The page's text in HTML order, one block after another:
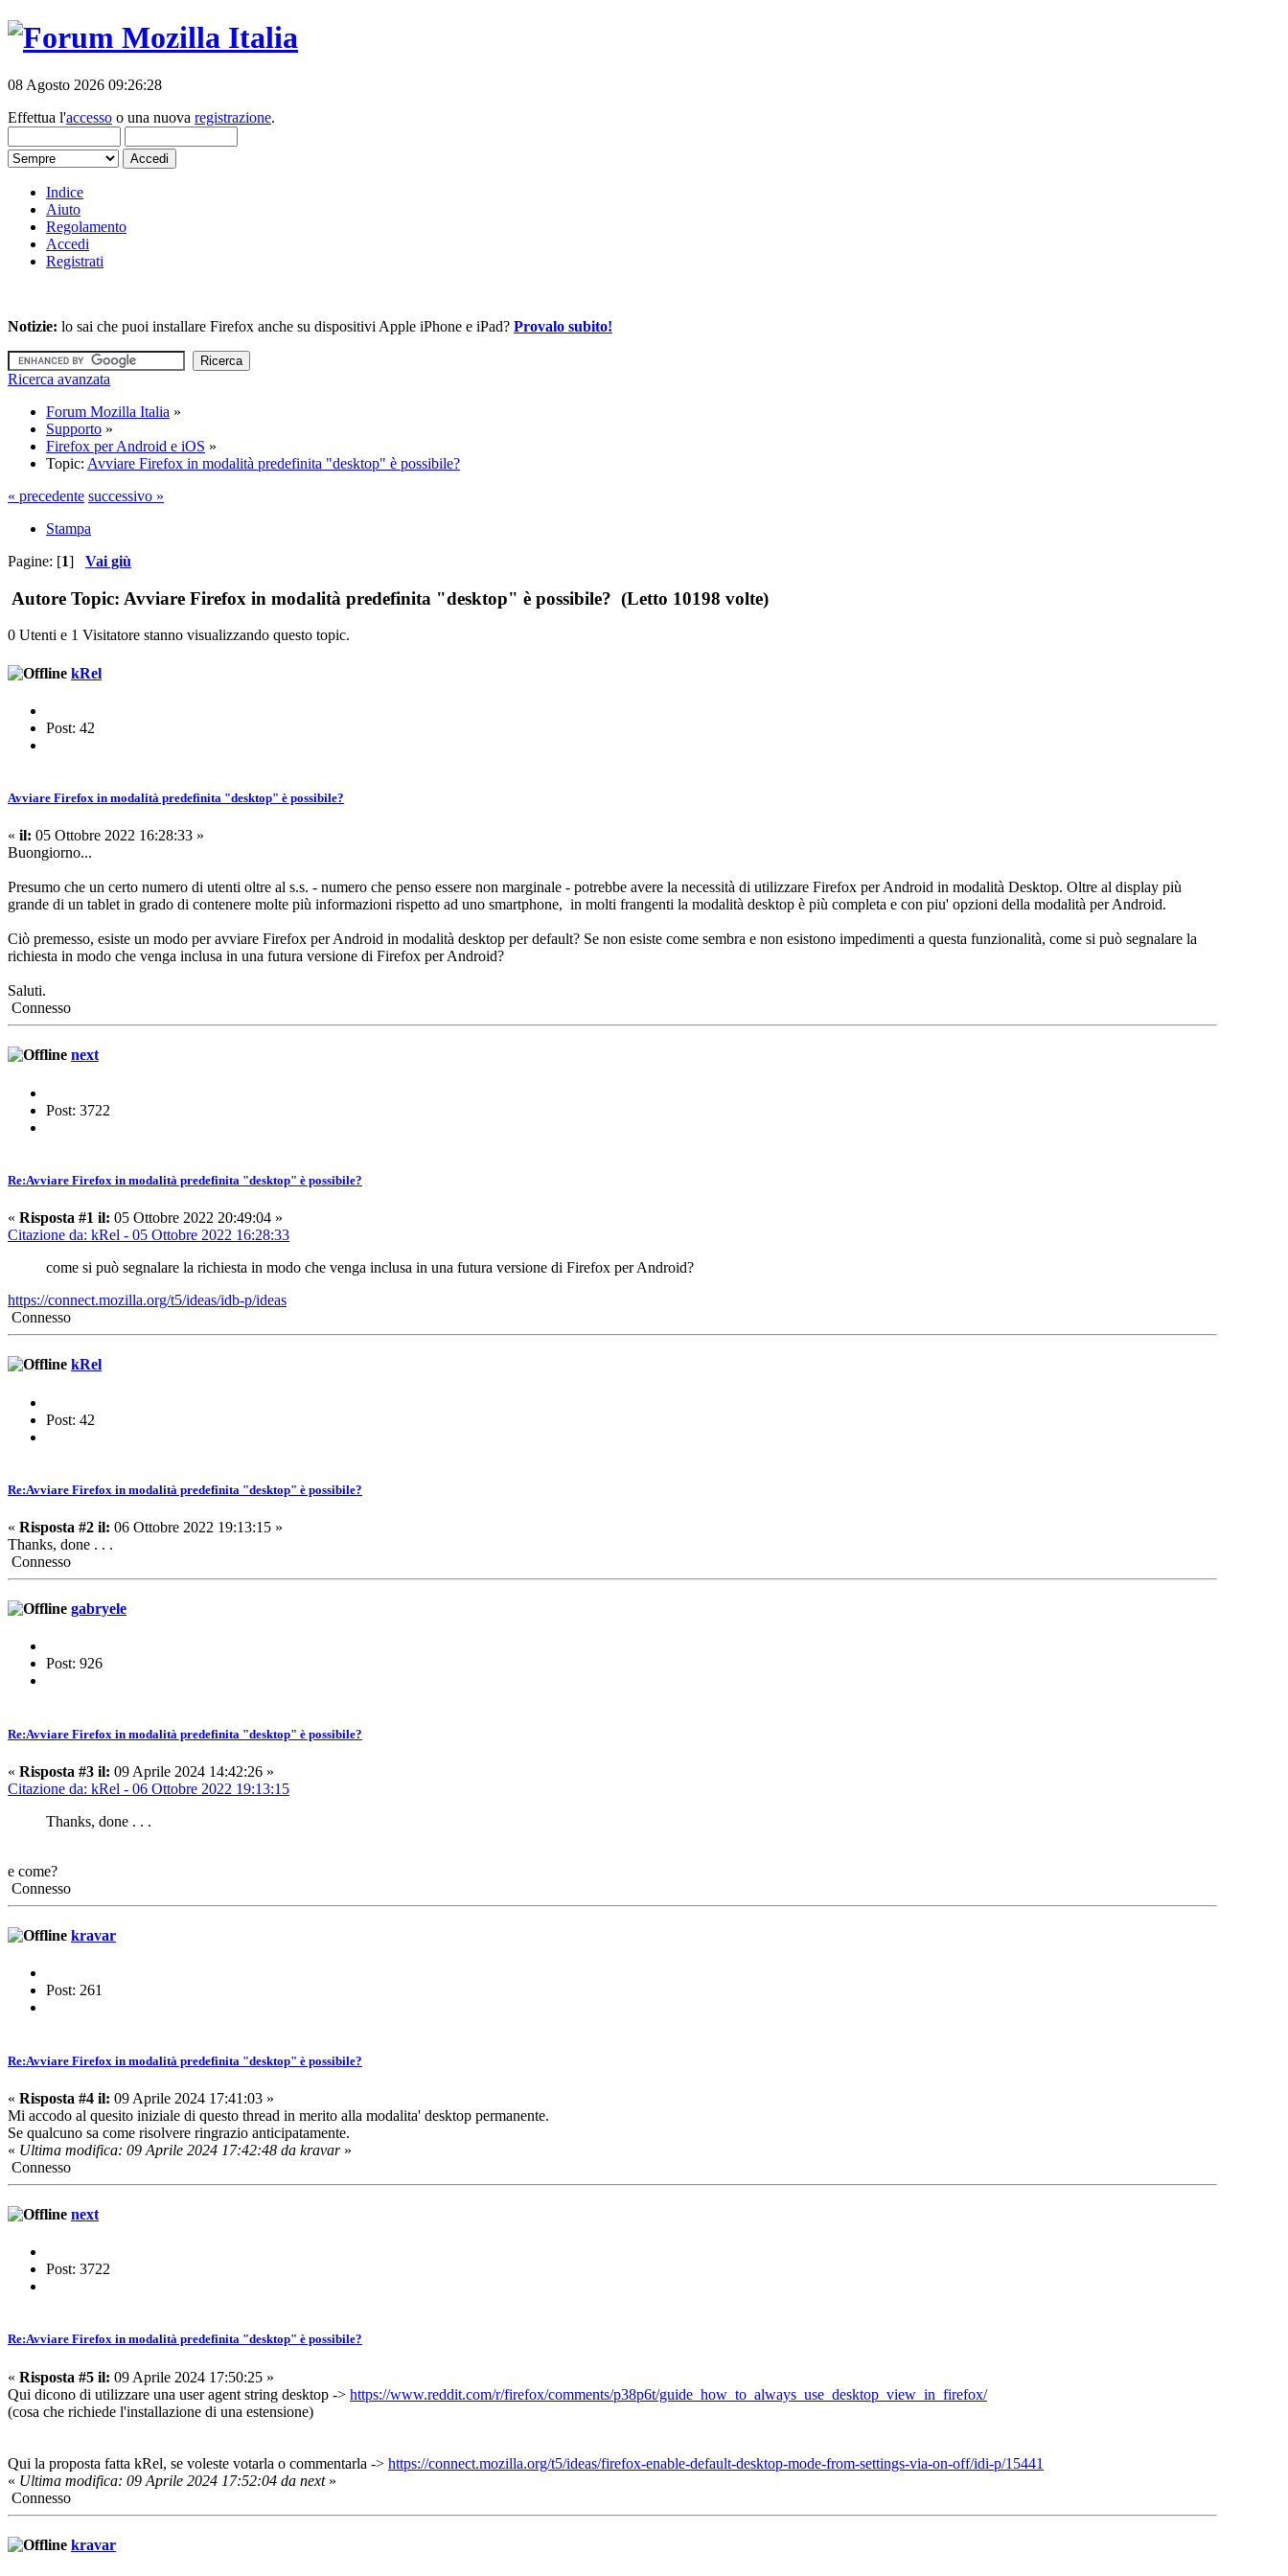
08 Agosto 2026 09:26:28
Effettua l'accesso o una nuova registrazione.
Indice
Aiuto
Regolamento
Accedi
Registrati
Notizie: lo sai che puoi installare Firefox anche su dispositivi Apple iPhone e iPad? Provalo subito!
Ricerca avanzata
Forum Mozilla Italia »
Supporto »
Firefox per Android e iOS »
Topic: Avviare Firefox in modalità predefinita "desktop" è possibile?
« precedente successivo »
Stampa
Pagine: [1] Vai giù
Autore Topic: Avviare Firefox in modalità predefinita "desktop" è possibile? (Letto 10198 volte)
0 Utenti e 1 Visitatore stanno visualizzando questo topic.
kRel
Post: 42
Avviare Firefox in modalità predefinita "desktop" è possibile?
« il: 05 Ottobre 2022 16:28:33 »
Buongiorno...
Presumo che un certo numero di utenti oltre al s.s. - numero che penso essere non marginale - potrebbe avere la necessità di utilizzare Firefox per Android in modalità Desktop. Oltre al display più
grande di un tablet in grado di contenere molte più informazioni rispetto ad uno smartphone, in molti frangenti la modalità desktop è più completa e con piu' opzioni della modalità per Android.
Ciò premesso, esiste un modo per avviare Firefox per Android in modalità desktop per default? Se non esiste come sembra e non esistono impedimenti a questa funzionalità, come si può segnalare la
richiesta in modo che venga inclusa in una futura versione di Firefox per Android?
Saluti.
Connesso
next
Post: 3722
Re:Avviare Firefox in modalità predefinita "desktop" è possibile?
« Risposta #1 il: 05 Ottobre 2022 20:49:04 »
Citazione da: kRel - 05 Ottobre 2022 16:28:33
come si può segnalare la richiesta in modo che venga inclusa in una futura versione di Firefox per Android?
https://connect.mozilla.org/t5/ideas/idb-p/ideas
Connesso
kRel
Post: 42
Re:Avviare Firefox in modalità predefinita "desktop" è possibile?
« Risposta #2 il: 06 Ottobre 2022 19:13:15 »
Thanks, done . . .
Connesso
gabryele
Post: 926
Re:Avviare Firefox in modalità predefinita "desktop" è possibile?
« Risposta #3 il: 09 Aprile 2024 14:42:26 »
Citazione da: kRel - 06 Ottobre 2022 19:13:15
Thanks, done . . .
e come?
Connesso
kravar
Post: 261
Re:Avviare Firefox in modalità predefinita "desktop" è possibile?
« Risposta #4 il: 09 Aprile 2024 17:41:03 »
Mi accodo al quesito iniziale di questo thread in merito alla modalita' desktop permanente.
Se qualcuno sa come risolvere ringrazio anticipatamente.
« Ultima modifica: 09 Aprile 2024 17:42:48 da kravar»
Connesso
next
Post: 3722
Re:Avviare Firefox in modalità predefinita "desktop" è possibile?
« Risposta #5 il: 09 Aprile 2024 17:50:25 »
Qui dicono di utilizzare una user agent string desktop -> https://www.reddit.com/r/firefox/comments/p38p6t/guide_how_to_always_use_desktop_view_in_firefox/
(cosa che richiede l'installazione di una estensione)
Qui la proposta fatta kRel, se voleste votarla o commentarla -> https://connect.mozilla.org/t5/ideas/firefox-enable-default-desktop-mode-from-settings-via-on-off/idi-p/15441
« Ultima modifica: 09 Aprile 2024 17:52:04 da next»
Connesso
kravar